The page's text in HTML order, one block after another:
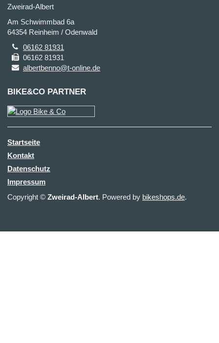
Zweirad-Albert
Am Schwimmbad 6a
64354 Reinheim / Odenwald
06162 81931
06162 81931
albertbenno@t-online.de
BIKE&CO PARTNER
Startseite
Kontakt
Datenschutz
Impressum
Copyright © Zweirad-Albert. Powered by bikeshops.de.